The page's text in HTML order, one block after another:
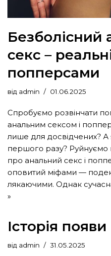
Безболісний
секс –
попперсами
від admin 01.06.2025
Спробуємо розвінчати
анальним сексом і
лише для досвідчених?
першого разу? Руйнуємо
про анальний секс і
оповитий міфами —
лякаючими. Однак
»
Історія
від admin 31.05.2025